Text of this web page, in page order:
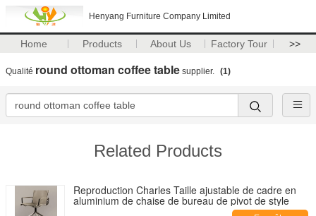
Henyang Furniture Company Limited
Home Products About Us Factory Tour >>
Qualité round ottoman coffee table supplier. (1)
Related Products
Reproduction Charles Taille ajustable de cadre en
aluminium de chaise de bureau de pivot de style